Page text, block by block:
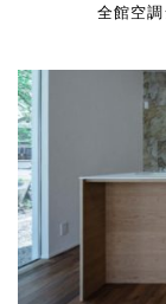
全館空